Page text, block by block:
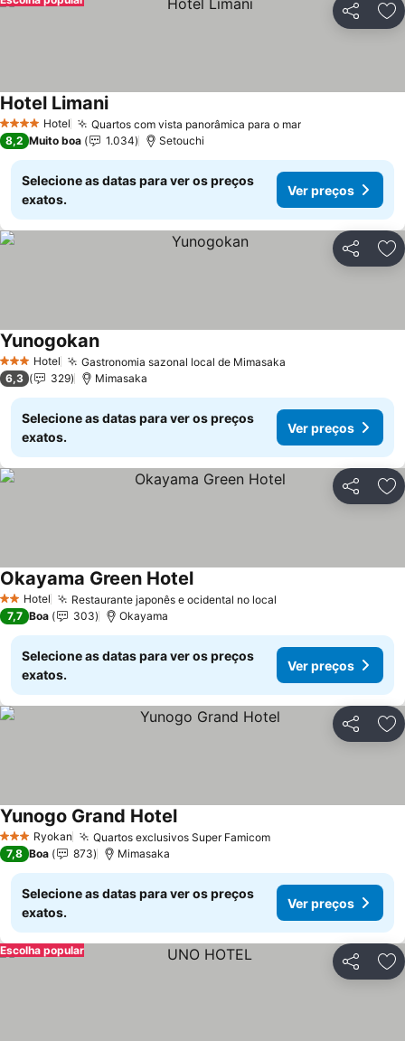
Partilhar
4 EstrelasHotel Quartos com vista panorâmica para o marVer preços
Hotel LimaniVer preços
8,2 Muito boa 1.034 Setouchi
Selecione as datas para ver os preços
exatos.
Ver preços
Partilhar
3 EstrelasHotel Gastronomia sazonal local de Mimasaka
YunogokanVer preços
6,3 329 Mimasaka
Selecione as datas para ver os preços
exatos.
Ver preços
Partilhar
2 Estrelas
Hotel Restaurante japonês e ocidental no local
Okayama Green HotelVer preços
7,7 Boa 303 Okayama
Selecione as datas para ver os preços
exatos.
Ver preços
Partilhar
3 EstrelasRyokan Quartos exclusivos Super FamicomVer preços
Yunogo Grand HotelVer preços
7,8 Boa 873 Mimasaka
Selecione as datas para ver os preços
exatos.
Ver preços
Partilhar
Escolha popular